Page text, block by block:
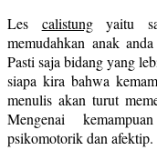
Les calistungyaitu
memudahkan anak
Pasti saja bidang yang
siapa kira bahwa
menulis akan turut
Mengenai
psikomotorik dan afektip.